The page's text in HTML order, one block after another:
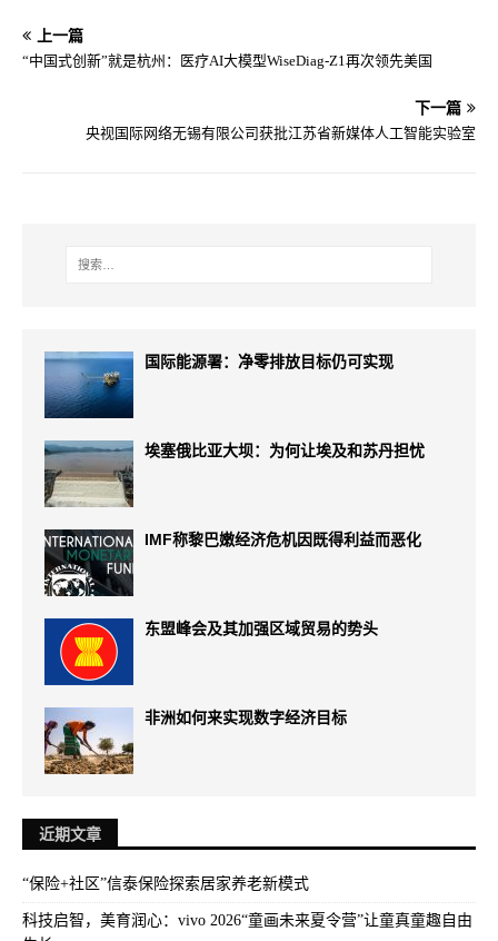
上一篇
“中国式创新”就是杭州：医疗AI大模型WiseDiag-Z1再次领先美国
下一篇
央视国际网络无锡有限公司获批江苏省新媒体人工智能实验室
国际能源署：净零排放目标仍可实现
埃塞俄比亚大坝：为何让埃及和苏丹担忧
IMF称黎巴嫩经济危机因既得利益而恶化
东盟峰会及其加强区域贸易的势头
非洲如何来实现数字经济目标
近期文章
“保险+社区”信泰保险探索居家养老新模式
科技启智，美育润心：vivo 2026“童画未来夏令营”让童真童趣自由